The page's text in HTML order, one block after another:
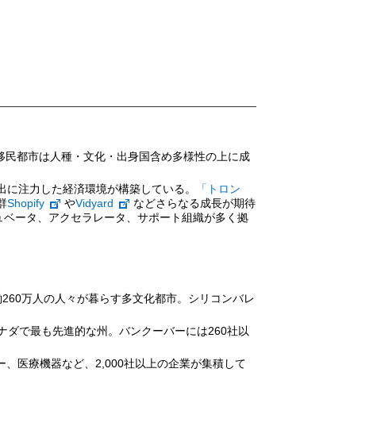
都市は人種・文化・出身国含め多様性の上に成
注力した経済環境が構築している。
「トロン
Shopify やVidyard
などさらなる成長が期待
ータ、アクセラレータ、サポート組織が多く拠
万人の人々が暮らす多文化都市。シリコンバレ
で最も先進的な州。バンクーバーには260社以
医療機器など、2,000社以上の企業が集積して